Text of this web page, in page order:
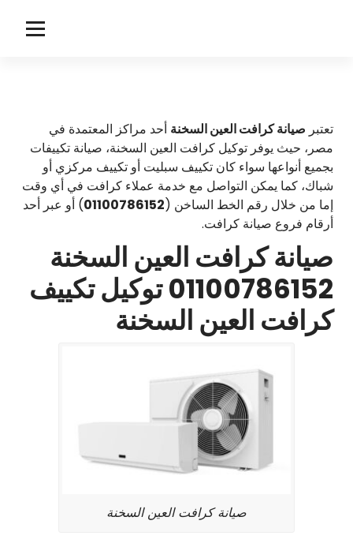
f
f
t
تعتبر صيانة كرافت العين السخنة أحد مراكز المعتمدة في
مصر، حيث يوفر توكيل كرافت العين السخنة، صيانة تكييفات
بجميع أنواعها سواء كان تكييف سبليت أو تكييف مركزي أو
شباك، كما يمكن التواصل مع خدمة عملاء كرافت في أي وقت
إما من خلال رقم الخط الساخن (01100786152) أو عبر أحد
أرقام فروع صيانة كرافت.
صيانة كرافت العين السخنة
01100786152 توكيل تكييف
كرافت العين السخنة
صيانة كرافت العين السخنة